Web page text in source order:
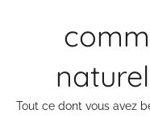
Tout ce dont vous avez